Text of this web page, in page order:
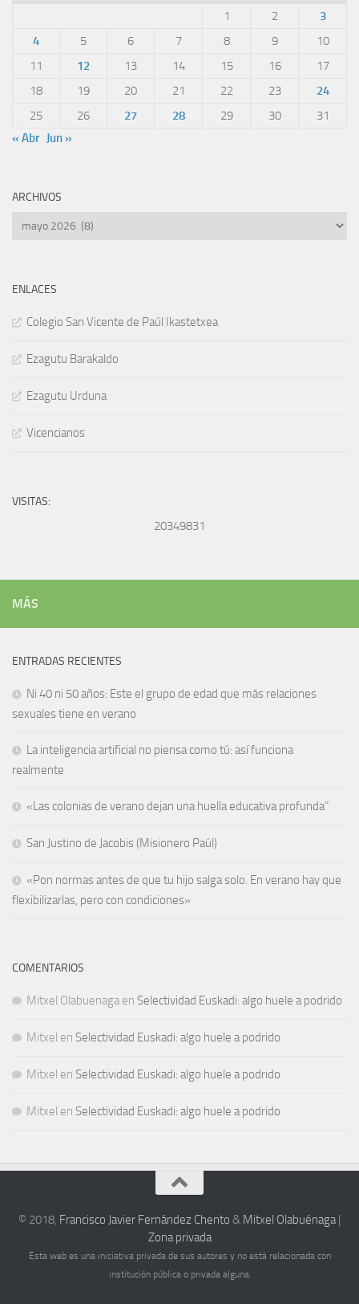
1
2
3
4
5 6 7 8 9
10
11
12 13 14 15 16
17
18
19 20 21 22 23
24
25
26 27 28 29 30
31
« Abr Jun »
ARCHIVOS
Archivos
ENLACES
Colegio San Vicente de Paúl Ikastetxea
Ezagutu Barakaldo
Ezagutu Urduna
Vicencianos
VISITAS:
20349831
MÁS
ENTRADAS RECIENTES
Ni 40 ni 50 años: Este el grupo de edad que más relaciones
sexuales tiene en verano
La inteligencia artificial no piensa como tú: así funciona
realmente
«Las colonias de verano dejan una huella educativa profunda”
San Justino de Jacobis (Misionero Paúl)
«Pon normas antes de que tu hijo salga solo. En verano hay que
flexibilizarlas, pero con condiciones»
COMENTARIOS
Mitxel Olabuenaga en Selectividad Euskadi: algo huele a podrido
Mitxel en Selectividad Euskadi: algo huele a podrido
Mitxel en Selectividad Euskadi: algo huele a podrido
Mitxel en Selectividad Euskadi: algo huele a podrido
© 2018, Francisco Javier Fernández Chento & Mitxel Olabuénaga|
Zona privada
Esta web es una iniciativa privada de sus autores y no está relacionada con
institución pública o privada alguna.